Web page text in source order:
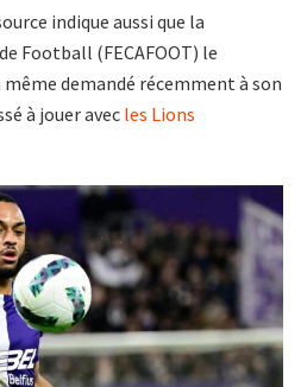
indique aussi que la
Football (FECAFOOT) le
demandé récemment à son
à jouer avec les Lions